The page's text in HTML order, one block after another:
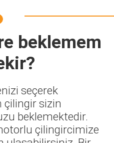
beklemem
seçerek
çilingir sizin
beklemektedir.
çilingircimize